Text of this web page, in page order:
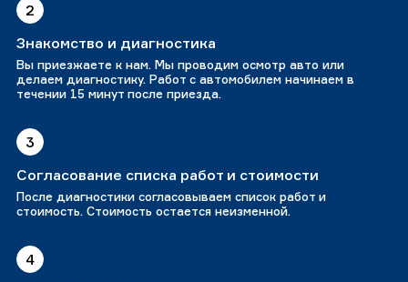
2
Знакомство и диагностика
Вы приезжаете к нам. Мы проводим осмотр авто или
делаем диагностику. Работ с автомобилем начинаем в
течении 15 минут после приезда.
3
Согласование списка работ и стоимости
После диагностики согласовываем список работ и
стоимость. Стоимость остается неизменной.
4